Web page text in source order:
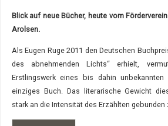
Blick auf neue Bücher, heute vom
Arolsen.
Als Eugen Ruge 2011 den Deutschen
des abnehmenden Lichts“ erhielt,
Erstlingswerk eines bis dahin
einziges Buch. Das literarische Gewicht
stark an die Intensität des Erzählten gebunden